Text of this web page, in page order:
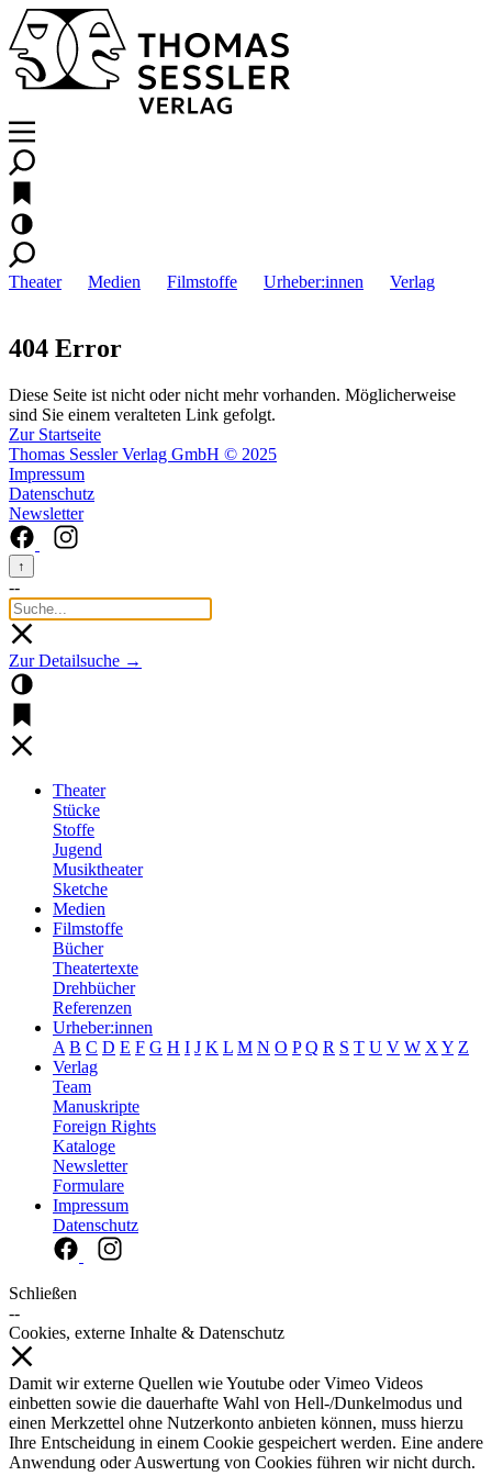
Theater Medien Filmstoffe Urheber:innen Verlag
404 Error
Diese Seite ist nicht oder nicht mehr vorhanden. Möglicherweise
sind Sie einem veralteten Link gefolgt.
Zur Startseite
Thomas Sessler Verlag GmbH © 2025
Impressum
Datenschutz
Newsletter
↑
--
Zur Detailsuche →
Theater
Stücke
Stoffe
Jugend
Musiktheater
Sketche
Medien
Filmstoffe
Bücher
Theatertexte
Drehbücher
Referenzen
Urheber:innen
A B C D E F G H I J K L M N O P Q R S T U V W X Y Z
Verlag
Team
Manuskripte
Foreign Rights
Kataloge
Newsletter
Formulare
Impressum
Datenschutz
Schließen
--
Cookies, externe Inhalte & Datenschutz
Damit wir externe Quellen wie Youtube oder Vimeo Videos
einbetten sowie die dauerhafte Wahl von Hell-/Dunkelmodus und
einen Merkzettel ohne Nutzerkonto anbieten können, muss hierzu
Ihre Entscheidung in einem Cookie gespeichert werden. Eine andere
Anwendung oder Auswertung von Cookies führen wir nicht durch.